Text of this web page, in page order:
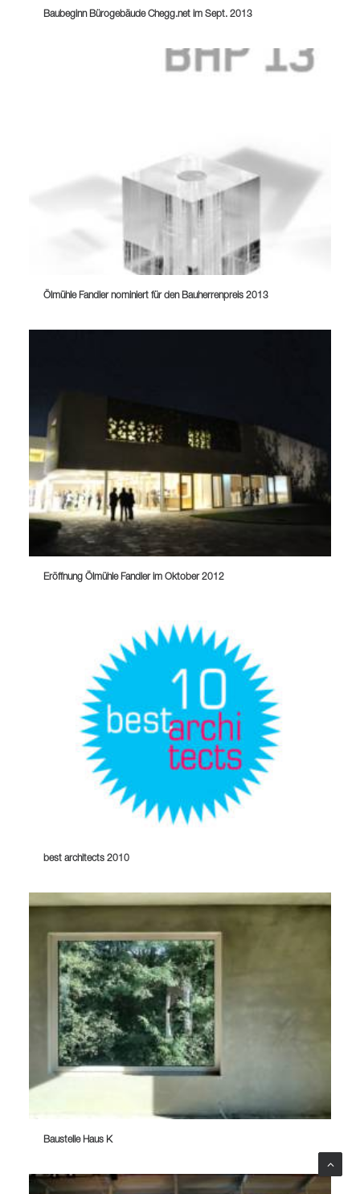
Baubeginn Bürogebäude Chegg.net im Sept. 2013
Ölmühle Fandler nominiert für den Bauherrenpreis 2013
Eröffnung Ölmühle Fandler im Oktober 2012
best architects 2010
Baustelle Haus K